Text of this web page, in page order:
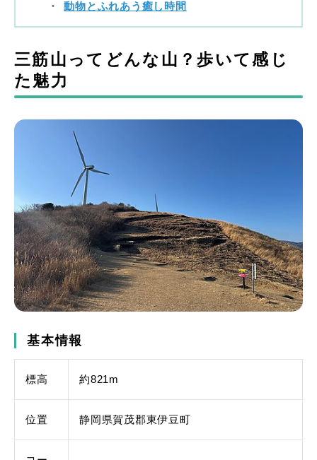
動物とふれあう癒し時間
三筋山ってどんな山？歩いて感じ
た魅力
基本情報
標高 約821m
位置 静岡県賀茂郡東伊豆町